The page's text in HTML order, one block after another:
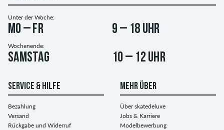
Unter der Woche:
Mo – Fr 9 – 18 Uhr
Wochenende:
Samstag 10 – 12 Uhr
SERVICE & HILFE
Bezahlung
Versand
Rückgabe und Widerruf
MEHR ÜBER
Über skatedeluxe
Jobs & Karriere
Modelbewerbung